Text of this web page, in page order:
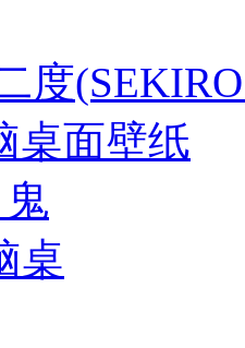
度
桌面壁纸